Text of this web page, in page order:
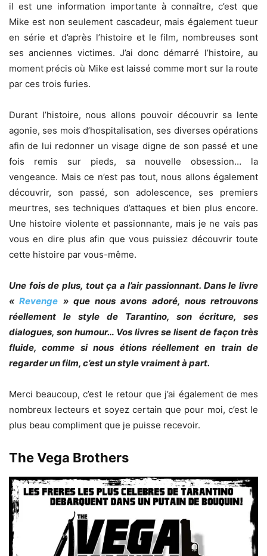
il est une information importante à connaître, c’est que
Mike est non seulement cascadeur, mais également tueur
en série et d’après l’histoire et le film, nombreuses sont
ses anciennes victimes. J’ai donc démarré l’histoire, au
moment précis où Mike est laissé comme mort sur la route
par ces trois furies.
Durant l’histoire, nous allons pouvoir découvrir sa lente
agonie, ses mois d’hospitalisation, ses diverses opérations
afin de lui redonner un visage digne de son passé et une
fois remis sur pieds, sa nouvelle obsession… la
vengeance. Mais ce n’est pas tout, nous allons également
découvrir, son passé, son adolescence, ses premiers
meurtres, ses techniques d’attaques et bien plus encore.
Une histoire violente et passionnante, mais je ne vais pas
vous en dire plus afin que vous puissiez découvrir toute
cette histoire par vous-même.
Une fois de plus, tout ça a l’air passionnant. Dans le livre
«Revenge » que nous avons adoré, nous retrouvons
réellement le style de Tarantino, son écriture, ses
dialogues, son humour… Vos livres se lisent de façon très
fluide, comme si nous étions réellement en train de
regarder un film, c’est un style vraiment à part.
Merci beaucoup, c’est le retour que j’ai également de mes
nombreux lecteurs et soyez certain que pour moi, c’est le
plus beau compliment que je puisse recevoir.
The Vega Brothers